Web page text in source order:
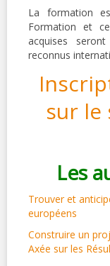
La formation
Formation et
acquises
reconnus
sur le
Les
Trouver et
européens
Construire un
Axée sur les